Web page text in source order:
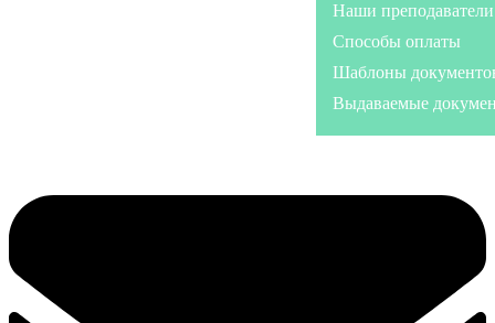
Наши преподаватели
Способы оплаты
Шаблоны
Выдаваемые